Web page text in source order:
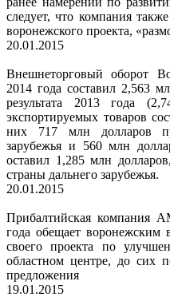
следует, что компания
воронежского проекта,
20.01.2015
Внешнеторговый оборот
2014 года составил 2,563
результата 2013 года
экспортируемых товаров
них 717 млн долларов
зарубежья и 560 млн
оставил 1,285 млн
страны дальнего зарубежья.
20.01.2015
Прибалтийская компания
года обещает воронежским
своего проекта по
областном центре, до сих
предложения
19.01.2015